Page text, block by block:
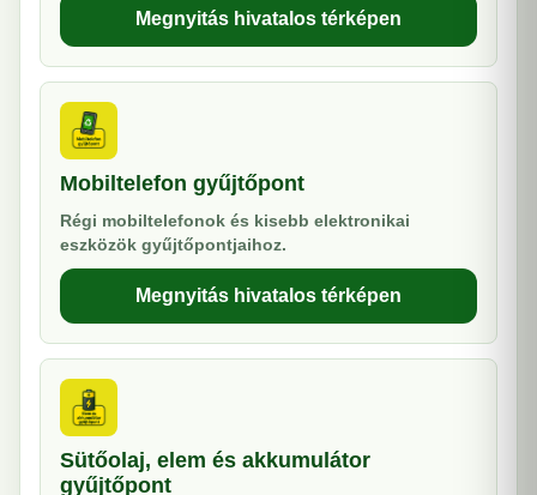
Megnyitás hivatalos térképen
Mobiltelefon gyűjtőpont
Régi mobiltelefonok és kisebb elektronikai
eszközök gyűjtőpontjaihoz.
Megnyitás hivatalos térképen
Sütőolaj, elem és akkumulátor
gyűjtőpont